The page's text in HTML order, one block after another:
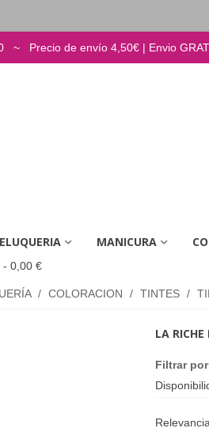
~ Precio de envío 4,50€ | Envio
MANICURA
- 0,00 €
/ COLORACION / TINTES /
LA RICHE
Filtrar por
Relevancia